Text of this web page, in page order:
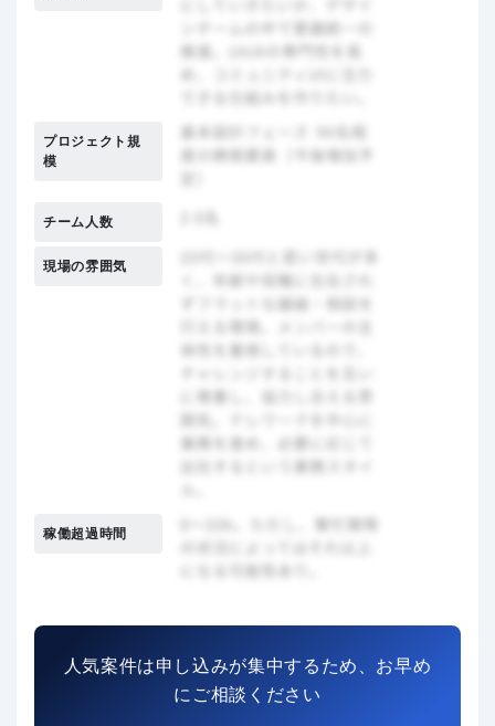
プロジェクト規
模
チーム人数
現場の雰囲気
稼働超過時間
人気案件は申し込みが集中するため、お早め
にご相談ください